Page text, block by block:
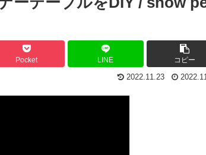
Pocket LINE コピー
2022.11.23